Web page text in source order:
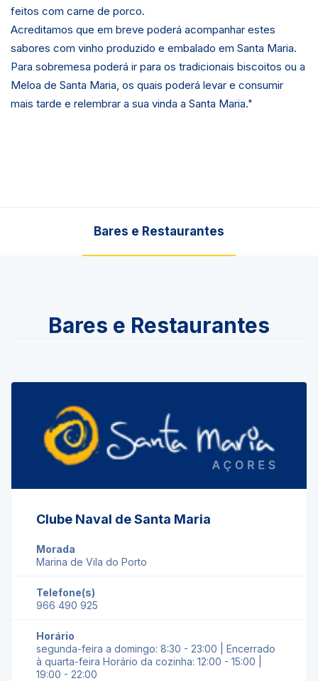
feitos com carne de porco.
Acreditamos que em breve poderá acompanhar estes
sabores com vinho produzido e embalado em Santa Maria.
Para sobremesa poderá ir para os tradicionais biscoitos ou a
Meloa de Santa Maria, os quais poderá levar e consumir
mais tarde e relembrar a sua vinda a Santa Maria."
Bares e Restaurantes
Bares e Restaurantes
Clube Naval de Santa Maria
Morada
Marina de Vila do Porto
Telefone(s)
966 490 925
Horário
segunda-feira a domingo: 8:30 - 23:00 | Encerrado
à quarta-feira Horário da cozinha: 12:00 - 15:00 |
19:00 - 22:00